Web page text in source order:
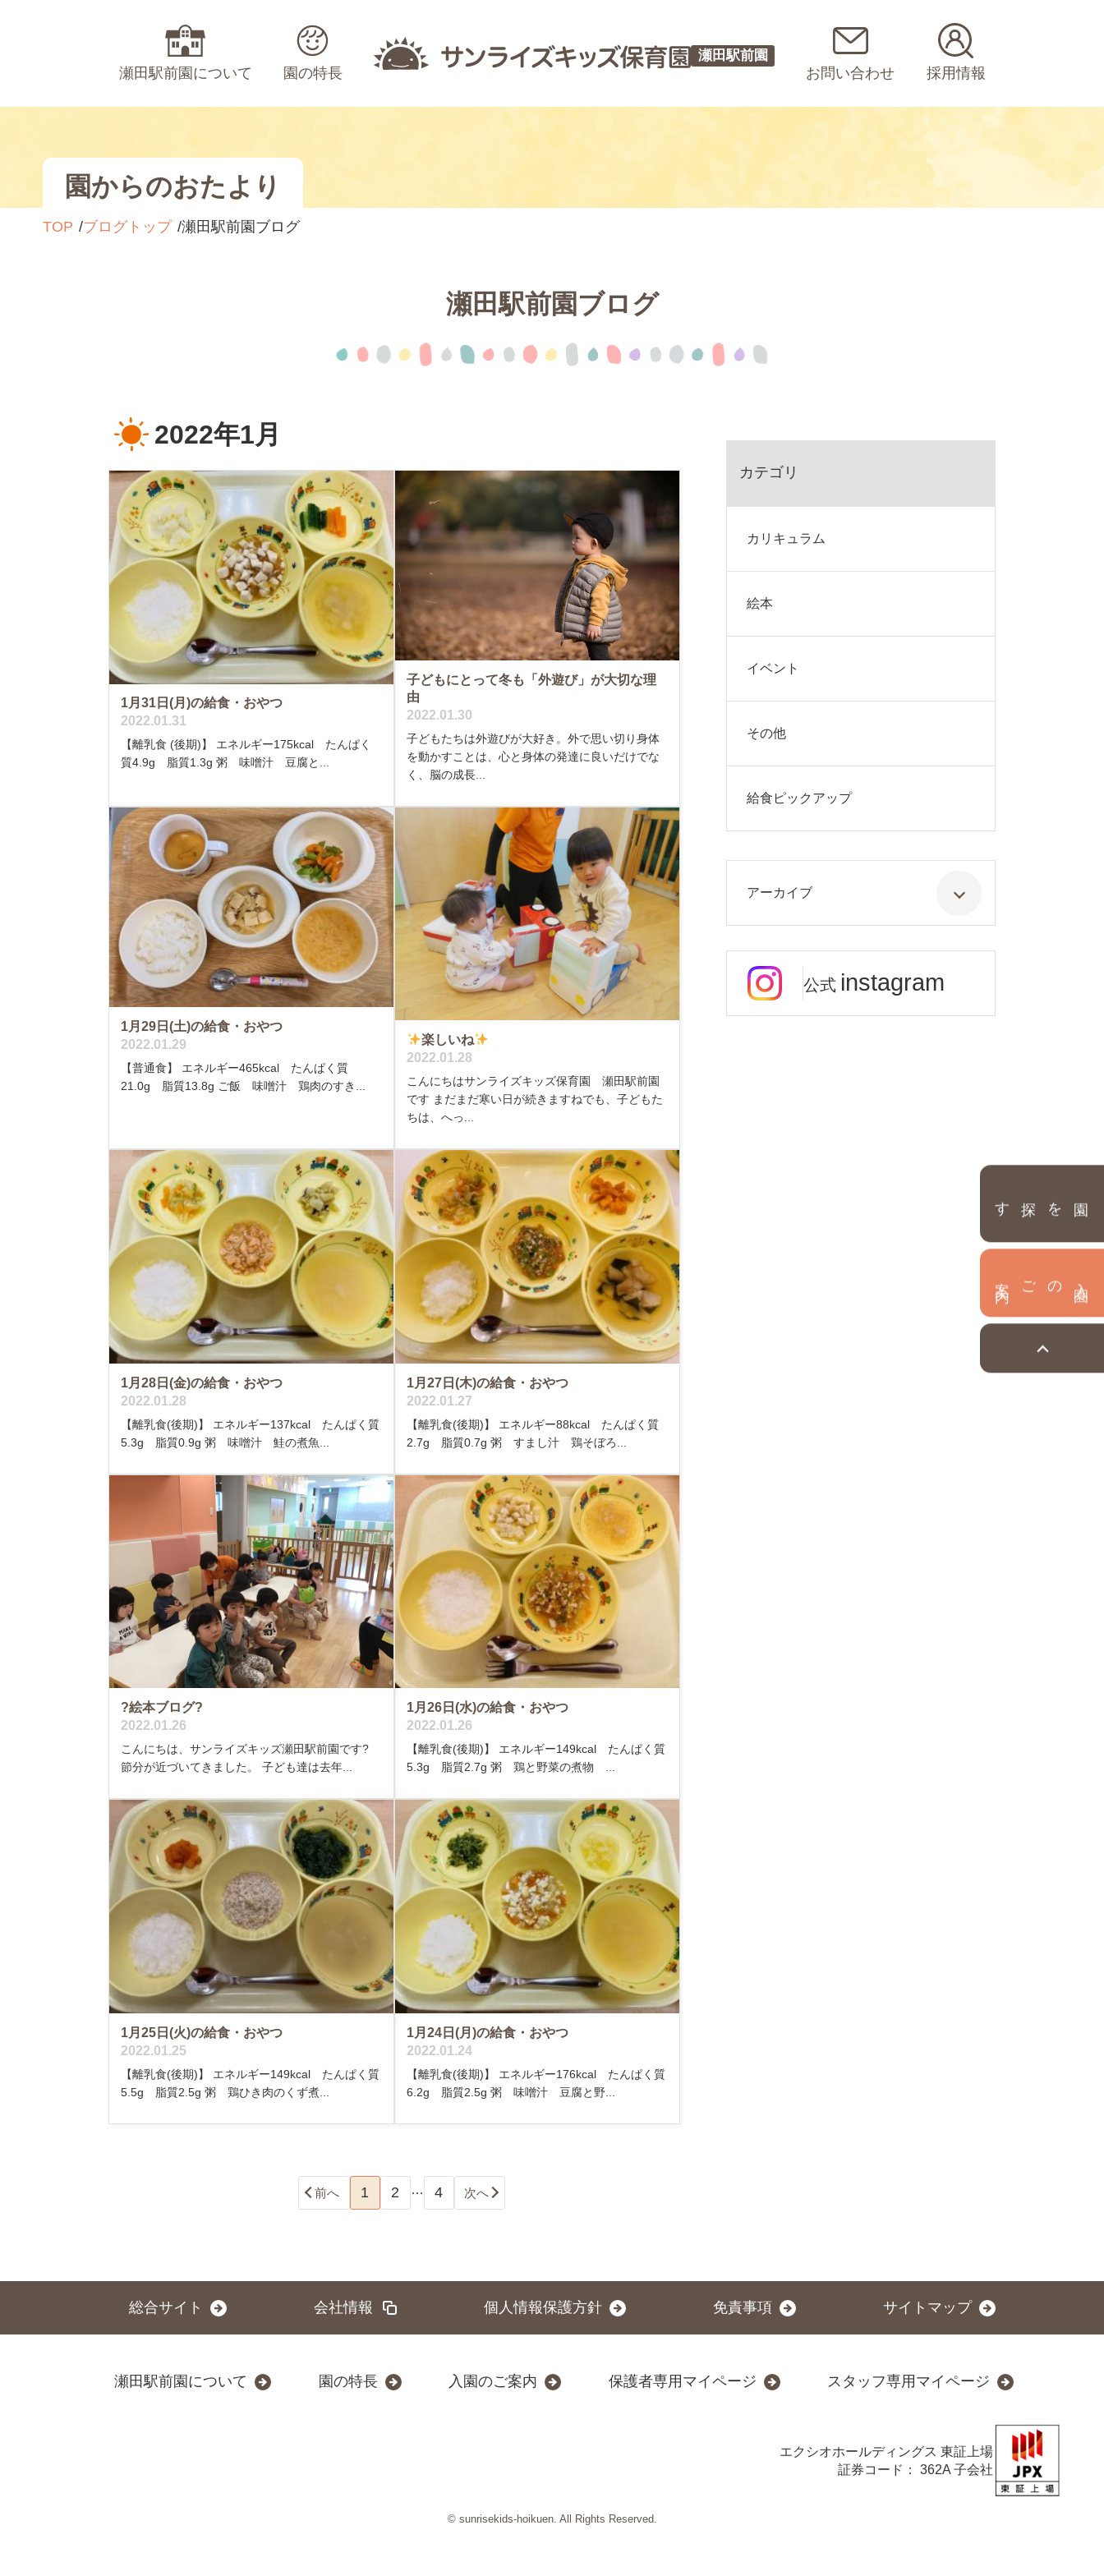
瀬田駅前園について 園の特長
瀬田駅前園
お問い合わせ 採用情報
園を探す
園からのおたより
TOP ブログトップ 瀬田駅前園ブログ
瀬田駅前園ブログ
2022年1月
1月31日(月)の給食・おやつ
2022.01.31
【離乳食 (後期)】 エネルギー175kcal たんぱく
質4.9g 脂質1.3g 粥 味噌汁 豆腐と...
子どもにとって冬も「外遊び」が大切な理
由
2022.01.30
子どもたちは外遊びが大好き。外で思い切り身体
を動かすことは、心と身体の発達に良いだけでな
く、脳の成長...
1月29日(土)の給食・おやつ
2022.01.29
【普通食】 エネルギー465kcal たんぱく質
21.0g 脂質13.8g ご飯 味噌汁 鶏肉のすき...
楽しいね
2022.01.28
こんにちはサンライズキッズ保育園 瀬田駅前園
です まだまだ寒い日が続きますねでも、子どもた
ちは、へっ...
1月28日(金)の給食・おやつ
2022.01.28
【離乳食(後期)】 エネルギー137kcal たんぱく質
5.3g 脂質0.9g 粥 味噌汁 鮭の煮魚...
1月27日(木)の給食・おやつ
2022.01.27
【離乳食(後期)】 エネルギー88kcal たんぱく質
2.7g 脂質0.7g 粥 すまし汁 鶏そぼろ...
?絵本ブログ?
2022.01.26
こんにちは、サンライズキッズ瀬田駅前園です?
節分が近づいてきました。 子ども達は去年...
1月26日(水)の給食・おやつ
2022.01.26
【離乳食(後期)】 エネルギー149kcal たんぱく質
5.3g 脂質2.7g 粥 鶏と野菜の煮物 ...
1月25日(火)の給食・おやつ
2022.01.25
【離乳食(後期)】 エネルギー149kcal たんぱく質
5.5g 脂質2.5g 粥 鶏ひき肉のくず煮...
1月24日(月)の給食・おやつ
2022.01.24
【離乳食(後期)】 エネルギー176kcal たんぱく質
6.2g 脂質2.5g 粥 味噌汁 豆腐と野...
前へ 1 2 … 4 次へ
カテゴリ
カリキュラム
絵本
イベント
その他
給食ピックアップ
アーカイブ
公式 instagram
総合サイト 会社情報 個人情報保護方針 免責事項 サイトマップ
瀬田駅前園について 園の特長 入園のご案内 保護者専用マイページ スタッフ専用マイページ
エクシオホールディングス 東証上場
証券コード： 362A 子会社
© sunrisekids-hoikuen. All Rights Reserved.